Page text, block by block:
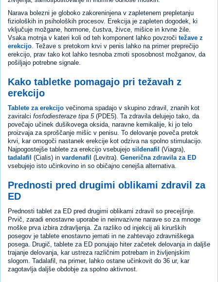
Narava bolezni je globoko zakoreninjena v zapletenem prepletanju
fizioloških in psiholoških procesov. Erekcija je zapleten dogodek, ki
vključuje možgane, hormone, čustva, živce, mišice in krvne žile.
Vsaka motnja v kateri koli od teh komponent lahko povzroči težave z
erekcijo . Težave s pretokom krvi v penis lahko na primer preprečijo
erekcijo, prav tako kot lahko tesnoba zmoti sposobnost možganov, da
pošiljajo potrebne signale.
Kako tabletke pomagajo pri težavah z
erekcijo
Tablete za erekcijo večinoma spadajo v skupino zdravil, znanih kot
zaviralci fosfodiesteraze tipa 5(PDE5). Ta zdravila delujejo tako, da
povečajo učinek dušikovega oksida, naravne kemikalije, ki jo telo
proizvaja za sproščanje mišic v penisu. To delovanje poveča pretok
krvi, kar omogoči nastanek erekcije kot odziva na spolno stimulacijo.
Najpogostejše tablete za erekcijo vsebujejo sildenafil (Viagra),
tadalafil (Cialis) in vardenafil (Levitra). Generična zdravila za ED
vsebujejo isto učinkovino in so običajno cenejša alternativa.
Prednosti pred drugimi oblikami zdravil za
ED
Prednosti tablet za ED pred drugimi oblikami zdravil so precejšnje.
Prvič, zaradi enostavne uporabe in neinvazivne narave so za mnoge
moške prva izbira zdravljenja. Za razliko od injekcij ali kirurških
posegov je tablete enostavno jemati in ne zahtevajo zdravniškega
posega. Drugič, tablete za ED ponujajo hiter začetek delovanja in daljše
trajanje delovanja, kar ustreza različnim potrebam in življenjskim
slogom. Tadalafil, na primer, lahko ostane učinkovit do 36 ur, kar
zagotavlja daljše obdobje za spolno aktivnost.